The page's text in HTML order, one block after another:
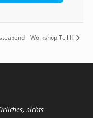
– Workshop Teil II
nichts